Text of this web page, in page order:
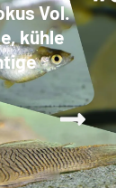
Vol.
kühle